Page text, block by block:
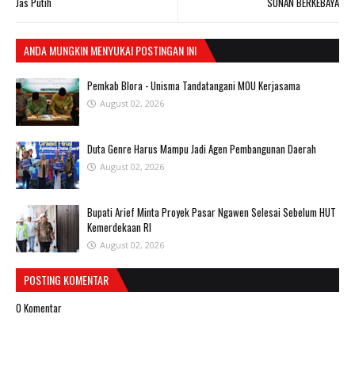
ANDA MUNGKIN MENYUKAI POSTINGAN INI
Pemkab Blora - Unisma Tandatangani MOU Kerjasama
August 02, 2026
Duta Genre Harus Mampu Jadi Agen Pembangunan Daerah
August 02, 2026
Bupati Arief Minta Proyek Pasar Ngawen Selesai Sebelum HUT
Kemerdekaan RI
August 02, 2026
POSTING KOMENTAR
0 Komentar